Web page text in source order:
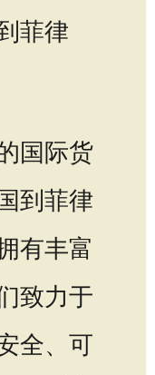
菲律
国际货
到菲律
有丰富
致力于
全、可